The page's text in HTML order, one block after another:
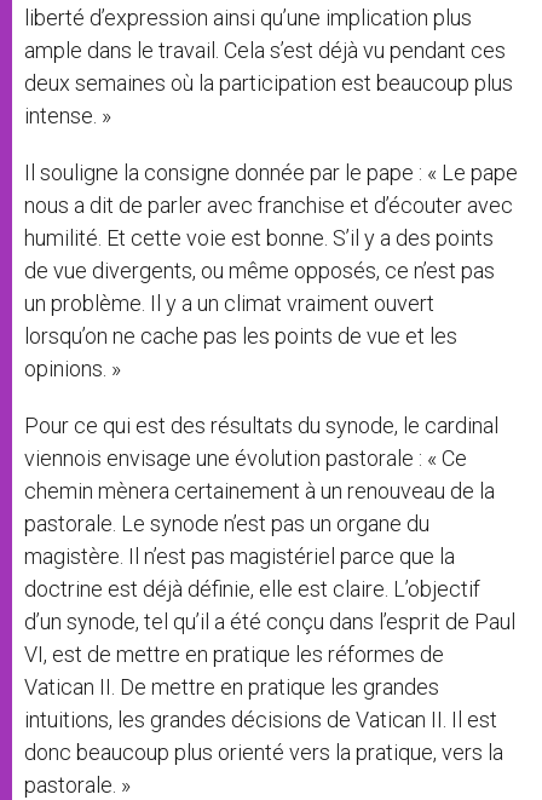
liberté d’expression ainsi qu’une implication plus
ample dans le travail. Cela s’est déjà vu pendant ces
deux semaines où la participation est beaucoup plus
intense. »
Il souligne la consigne donnée par le pape : « Le pape
nous a dit de parler avec franchise et d’écouter avec
humilité. Et cette voie est bonne. S’il y a des points
de vue divergents, ou même opposés, ce n’est pas
un problème. Il y a un climat vraiment ouvert
lorsqu’on ne cache pas les points de vue et les
opinions. »
Pour ce qui est des résultats du synode, le cardinal
viennois envisage une évolution pastorale : « Ce
chemin mènera certainement à un renouveau de la
pastorale. Le synode n’est pas un organe du
magistère. Il n’est pas magistériel parce que la
doctrine est déjà définie, elle est claire. L’objectif
d’un synode, tel qu’il a été conçu dans l’esprit de Paul
VI, est de mettre en pratique les réformes de
Vatican II. De mettre en pratique les grandes
intuitions, les grandes décisions de Vatican II. Il est
donc beaucoup plus orienté vers la pratique, vers la
pastorale. »